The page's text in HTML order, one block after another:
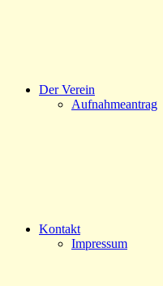
Der Verein
Aufnahmeantrag
Kontakt
Impressum